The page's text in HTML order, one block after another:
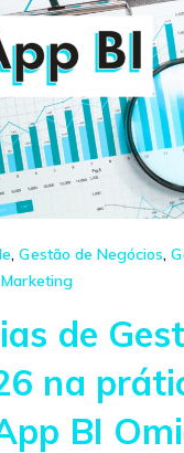
,Gestão de Negócios,
de
na
BI